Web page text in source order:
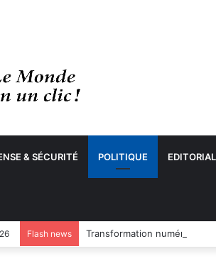
& SÉCURITÉ POLITIQUE EDITORIAL
Flash news Transformation numérique :